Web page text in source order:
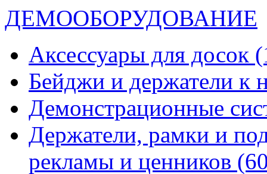
ДЕМООБОРУДОВАНИЕ
Аксессуары для досок
Бейджи и держатели к
Демонстрационные
Держатели, рамки и
рекламы и ценников